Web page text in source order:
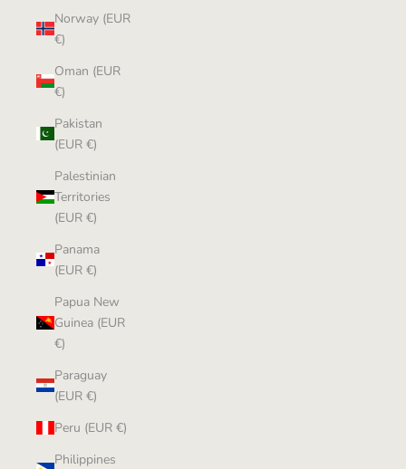
Norway (EUR
€)
Oman (EUR
€)
Pakistan
(EUR €)
Palestinian
Territories
(EUR €)
Panama
(EUR €)
Papua New
Guinea (EUR
€)
Paraguay
(EUR €)
Peru (EUR €)
Philippines